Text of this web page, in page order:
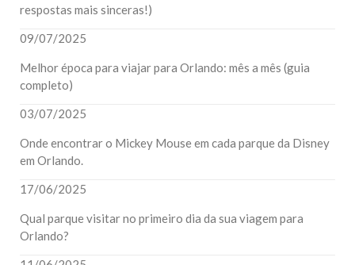
respostas mais sinceras!)
09/07/2025
Melhor época para viajar para Orlando: mês a mês (guia
completo)
03/07/2025
Onde encontrar o Mickey Mouse em cada parque da Disney
em Orlando.
17/06/2025
Qual parque visitar no primeiro dia da sua viagem para
Orlando?